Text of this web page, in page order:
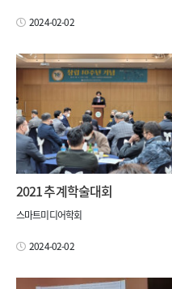
2024-02-02
2021 추계학술대회
스마트미디어학회
2024-02-02